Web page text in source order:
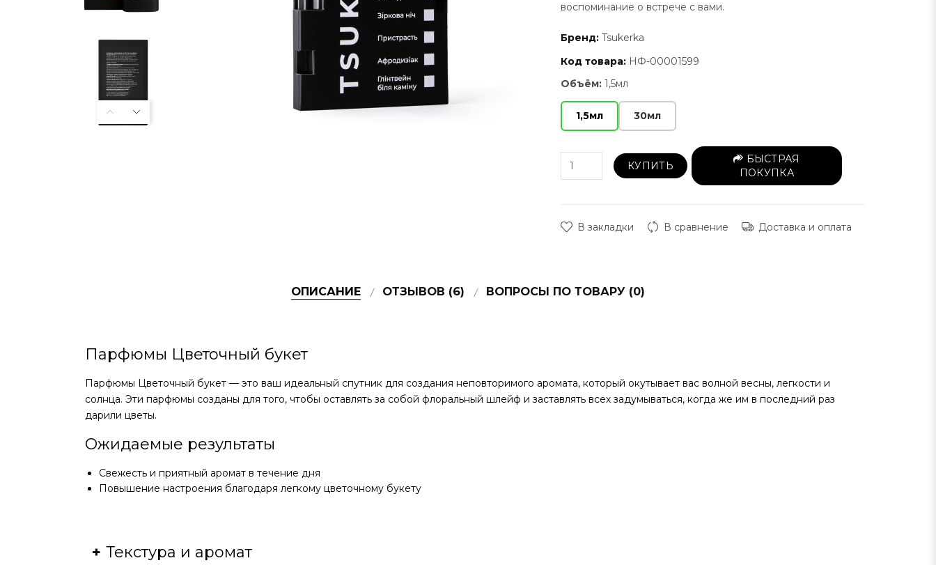
воспоминание о встрече с вами.
Бренд: Tsukerka
Код товара: НФ-00001599
Объём: 1,5мл
1,5мл 30мл
КУПИТЬ
БЫСТРАЯ
ПОКУПКА
В закладки В сравнение Доставка и оплата
ОПИСАНИЕ ОТЗЫВОВ (6) ВОПРОСЫ ПО ТОВАРУ (0)
Парфюмы Цветочный букет
Парфюмы Цветочный букет — это ваш идеальный спутник для создания неповторимого аромата, который окутывает вас волной весны, легкости и
солнца. Эти парфюмы созданы для того, чтобы оставлять за собой флоральный шлейф и заставлять всех задумываться, когда же им в последний раз
дарили цветы.
Ожидаемые результаты
Свежесть и приятный аромат в течение дня
Повышение настроения благодаря легкому цветочному букету
Текстура и аромат